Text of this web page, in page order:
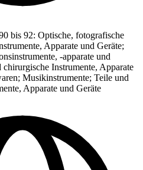
bis 92: Optische, fotografische
Apparate und Geräte;
-apparate und
Instrumente, Apparate
Musikinstrumente; Teile und
Apparate und Geräte